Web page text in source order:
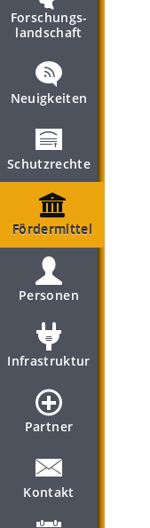
Forschungs­
landschaft
Neuigkeiten
Schutzrechte
Fördermittel
Personen
Infrastruktur
Partner
Kontakt